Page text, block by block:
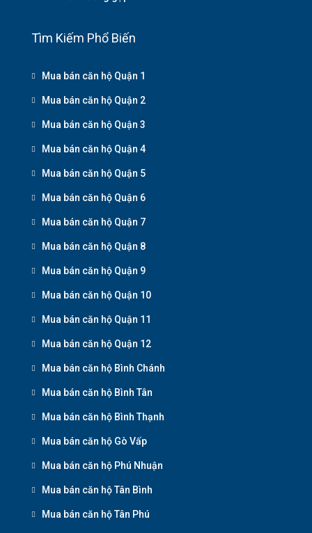
Tìm Kiếm Phổ Biến
Mua bán căn hộ Quận 1
Mua bán căn hộ Quận 2
Mua bán căn hộ Quận 3
Mua bán căn hộ Quận 4
Mua bán căn hộ Quận 5
Mua bán căn hộ Quận 6
Mua bán căn hộ Quận 7
Mua bán căn hộ Quận 8
Mua bán căn hộ Quận 9
Mua bán căn hộ Quận 10
Mua bán căn hộ Quận 11
Mua bán căn hộ Quận 12
Mua bán căn hộ Bình Chánh
Mua bán căn hộ Bình Tân
Mua bán căn hộ Bình Thạnh
Mua bán căn hộ Gò Vấp
Mua bán căn hộ Phú Nhuận
Mua bán căn hộ Tân Bình
Mua bán căn hộ Tân Phú